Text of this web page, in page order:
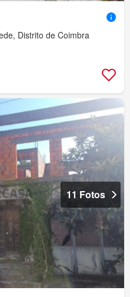
Distrito de Coimbra
11 Fotos